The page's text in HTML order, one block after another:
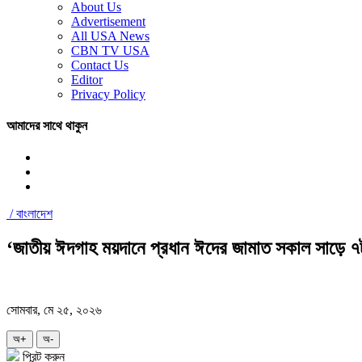
About Us
Advertisement
All USA News
CBN TV USA
Contact Us
Editor
Privacy Policy
আমাদের সাথে থাকুন
/বাংলাদেশ
‘জাতীয় ঈদগাহ ময়দানে প্রধান ঈদের জামাত সকাল সাড়ে
সোমবার, মে ২৫, ২০২৬
অ+ অ-
প্রিন্ট করুন